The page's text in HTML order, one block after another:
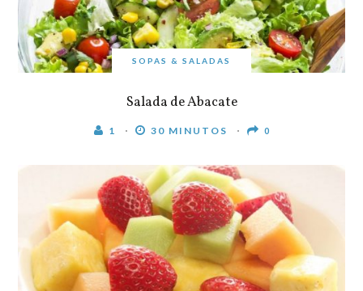
SOPAS & SALADAS
Salada de Abacate
1 30 MINUTOS 0